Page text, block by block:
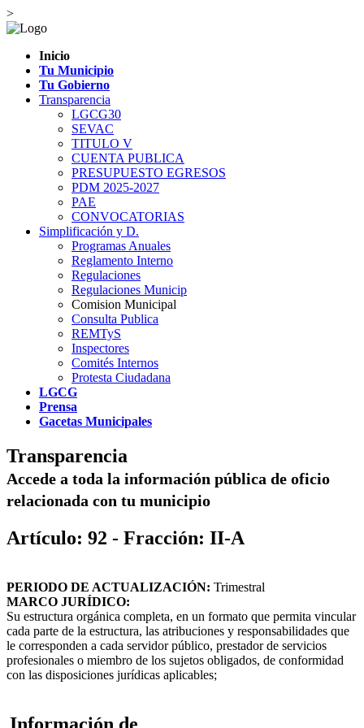
>
Inicio
Tu Municipio
Tu Gobierno
Transparencia
LGCG30
SEVAC
TITULO V
CUENTA PUBLICA
PRESUPUESTO EGRESOS
PDM 2025-2027
PAE
CONVOCATORIAS
Simplificación y D.
Programas Anuales
Reglamento Interno
Regulaciones
Regulaciones Municip
Comision Municipal
Consulta Publica
REMTyS
Inspectores
Comités Internos
Protesta Ciudadana
LGCG
Prensa
Gacetas Municipales
Transparencia
Accede a toda la información pública de oficio
relacionada con tu municipio
Artículo: 92 - Fracción: II-A
PERIODO DE ACTUALIZACIÓN: Trimestral
MARCO JURÍDICO:
Su estructura orgánica completa, en un formato que permita vincular
cada parte de la estructura, las atribuciones y responsabilidades que
le corresponden a cada servidor público, prestador de servicios
profesionales o miembro de los sujetos obligados, de conformidad
con las disposiciones jurídicas aplicables;
Información de